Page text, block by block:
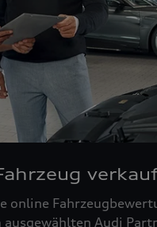
online
Audi